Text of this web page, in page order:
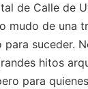
de Calle de
mudo de una
suceder.
hitos
para